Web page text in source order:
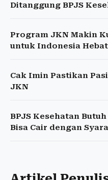
Ditanggung BPJS
Program JKN Makin
untuk Indonesia Hebat
Cak Imin Pastikan
JKN
BPJS Kesehatan
Bisa Cair dengan